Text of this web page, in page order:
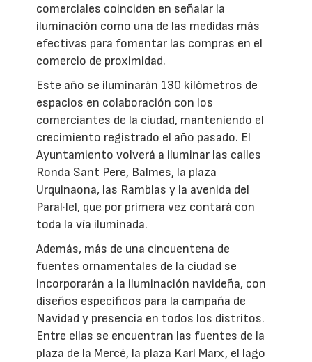
comerciales coinciden en señalar la
iluminación como una de las medidas más
efectivas para fomentar las compras en el
comercio de proximidad.
Este año se iluminarán 130 kilómetros de
espacios en colaboración con los
comerciantes de la ciudad, manteniendo el
crecimiento registrado el año pasado. El
Ayuntamiento volverá a iluminar las calles
Ronda Sant Pere, Balmes, la plaza
Urquinaona, las Ramblas y la avenida del
Paral·lel, que por primera vez contará con
toda la vía iluminada.
Además, más de una cincuentena de
fuentes ornamentales de la ciudad se
incorporarán a la iluminación navideña, con
diseños específicos para la campaña de
Navidad y presencia en todos los distritos.
Entre ellas se encuentran las fuentes de la
plaza de la Mercè, la plaza Karl Marx, el lago